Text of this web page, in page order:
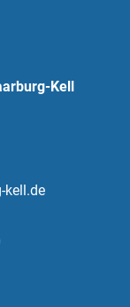
Kell
kell.de